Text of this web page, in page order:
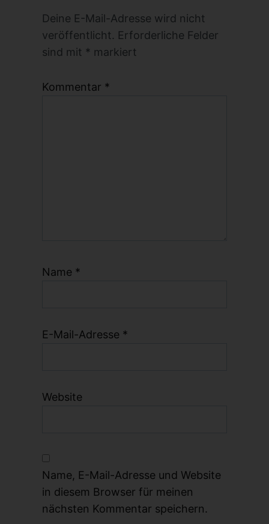
Deine E-Mail-Adresse wird nicht
veröffentlicht. Erforderliche Felder
sind mit * markiert
Kommentar *
Name *
E-Mail-Adresse *
Website
Name, E-Mail-Adresse und Website
in diesem Browser für meinen
nächsten Kommentar speichern.